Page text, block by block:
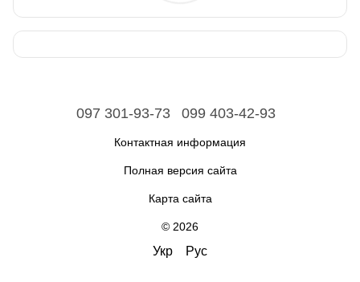
097 301-93-73 099 403-42-93
Контактная информация
Полная версия сайта
Карта сайта
© 2026
Укр Рус